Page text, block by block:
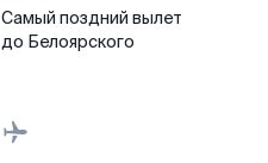
Самый поздний вылет
до Белоярского